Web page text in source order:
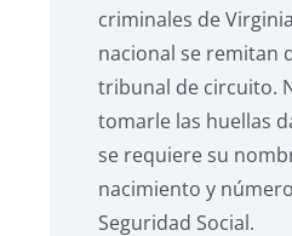
criminales de
nacional se remitan
tribunal de circuito.
tomarle las huellas
se requiere su
nacimiento y
Seguridad Social.